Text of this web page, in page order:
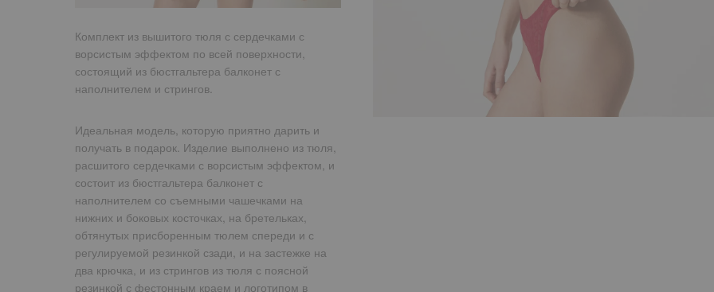
Комплект из вышитого тюля с сердечками с
ворсистым эффектом по всей поверхности,
состоящий из бюстгальтера балконет с
наполнителем и стрингов.
Идеальная модель, которую приятно дарить и
получать в подарок. Изделие выполнено из тюля,
расшитого сердечками с ворсистым эффектом, и
состоит из бюстгальтера балконет с
наполнителем со съемными чашечками на
нижних и боковых косточках, на бретельках,
обтянутых присборенным тюлем спереди и с
регулируемой резинкой сзади, и на застежке на
два крючка, и из стрингов из тюля с поясной
резинкой с фестонным краем и логотипом в